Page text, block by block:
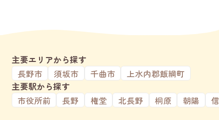
主要エリアから探す
長野市
須坂市 千曲市
上水内郡飯綱町
主要駅から探す
市役所前
長野 権堂 北長野 桐原 朝陽